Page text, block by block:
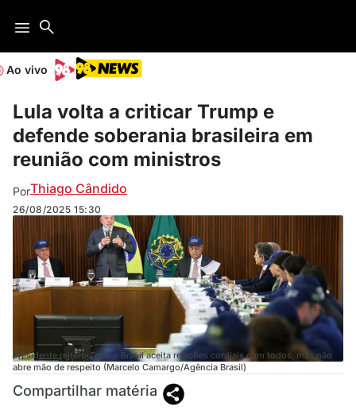
Ao vivo
Lula volta a criticar Trump e
defende soberania brasileira em
reunião com ministros
PorThiago Cândido
26/08/2025 15:30
Presidente reiterou que o Brasil aceita relações cordiais com todos, mas não
abre mão de respeito (Marcelo Camargo/Agência Brasil)
Compartilhar matéria